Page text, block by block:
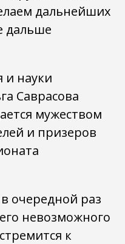
дальнейших
дальше
и науки
Саврасова
мужеством
и призеров
очередной раз
невозможного
к